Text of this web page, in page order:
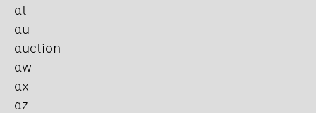
at
au
auction
aw
ax
az